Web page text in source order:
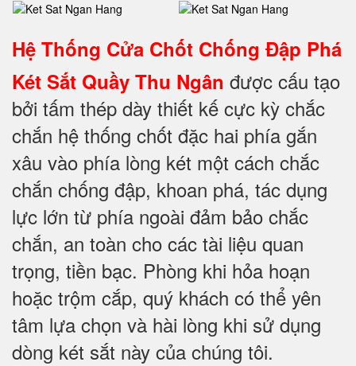
Hệ Thống Cửa Chốt Chống Đập Phá
Két Sắt Quầy Thu Ngân được cấu tạo
bởi tấm thép dày thiết kế cực kỳ chắc
chắn hệ thống chốt đặc hai phía gắn
xâu vào phía lòng két một cách chắc
chắn chống đập, khoan phá, tác dụng
lực lớn từ phía ngoài đảm bảo chắc
chắn, an toàn cho các tài liệu quan
trọng, tiền bạc. Phòng khi hỏa hoạn
hoặc trộm cắp, quý khách có thể yên
tâm lựa chọn và hài lòng khi sử dụng
dòng két sắt này của chúng tôi.